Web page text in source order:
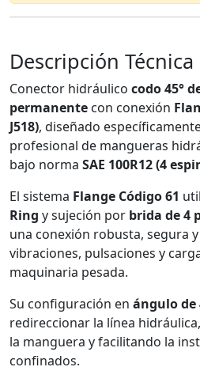
Descripción Técnica
Conector hidráulico codo 45°
permanente con conexión
J518), diseñado
profesional de mangueras
bajo norma SAE 100R12 (4
El sistema Flange Código 61
Ring y sujeción por brida de 4
una conexión robusta, segura
vibraciones, pulsaciones y
maquinaria pesada.
Su configuración en ángulo de
redireccionar la línea
la manguera y facilitando la
confinados.